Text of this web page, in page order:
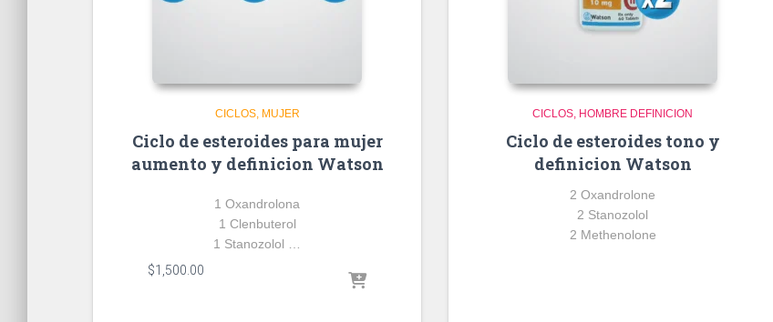
CICLOS MUJER
Ciclo de esteroides para mujer
aumento y definicion Watson
1 Oxandrolona
1 Clenbuterol
1 Stanozolol …
$1,500.00
CICLOS HOMBRE DEFINICION
Ciclo de esteroides tono y
definicion Watson
2 Oxandrolone
2 Stanozolol
2 Methenolone